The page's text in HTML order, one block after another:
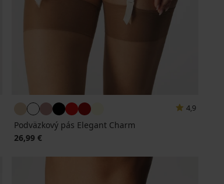
4,9
Podväzkový pás Elegant Charm
26,99 €